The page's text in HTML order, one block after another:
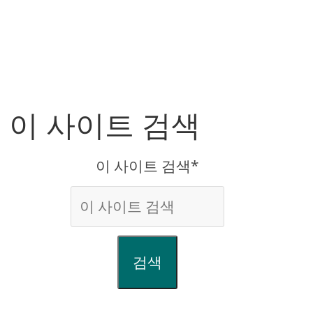
이 사이트 검색
이 사이트 검색*
검색